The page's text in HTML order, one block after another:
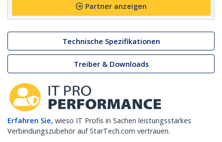
Partner anzeigen
Technische Spezifikationen
Treiber & Downloads
Erfahren Sie, wieso IT Profis in Sachen leistungsstarkes
Verbindungszubehör auf StarTech.com vertrauen.